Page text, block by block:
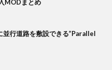
MODまとめ
行道路を敷設できる”Parallel